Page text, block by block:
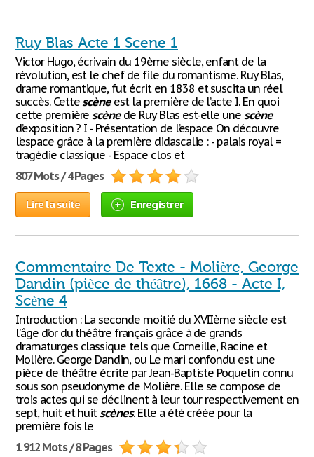
Ruy Blas Acte 1 Scene 1
Victor Hugo, écrivain du 19ème siècle, enfant de la
révolution, est le chef de file du romantisme. Ruy Blas,
drame romantique, fut écrit en 1838 et suscita un réel
succès. Cettescèneest la première de l’acte I. En quoi
cette premièrescènede Ruy Blas est-elle unescène
d’exposition ? I - Présentation de l’espace On découvre
l’espace grâce à la première didascalie : - palais royal =
tragédie classique - Espace clos et
807 Mots / 4 Pages
Lire la suite Enregistrer
Commentaire De Texte - Molière, George
Dandin (pièce de théâtre), 1668 - Acte I,
Scène 4
Introduction : La seconde moitié du XVIIème siècle est
l’âge d’or du théâtre français grâce à de grands
dramaturges classique tels que Corneille, Racine et
Molière. George Dandin, ou Le mari confondu est une
pièce de théâtre écrite par Jean-Baptiste Poquelin connu
sous son pseudonyme de Molière. Elle se compose de
trois actes qui se déclinent à leur tour respectivement en
sept, huit et huitscènes. Elle a été créée pour la
première fois le
1 912 Mots / 8 Pages